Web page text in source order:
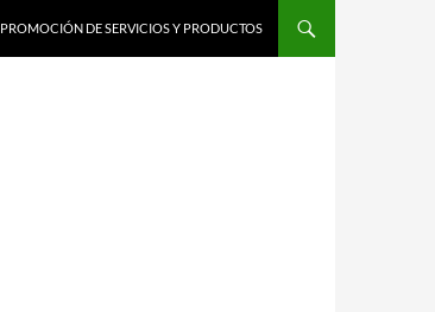
PROMOCIÓN DE SERVICIOS Y PRODUCTOS